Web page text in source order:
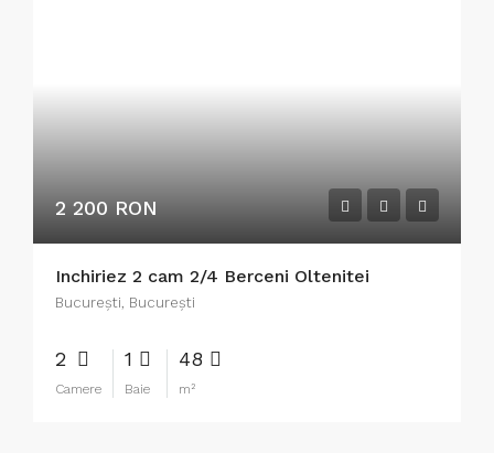
2 200 RON
Inchiriez 2 cam 2/4 Berceni Oltenitei
București, București
2
Camere
1
Baie
48
m²